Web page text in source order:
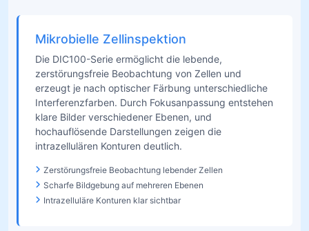
Mikrobielle Zellinspektion
Die DIC100-Serie ermöglicht die lebende,
zerstörungsfreie Beobachtung von Zellen und
erzeugt je nach optischer Färbung unterschiedliche
Interferenzfarben. Durch Fokusanpassung entstehen
klare Bilder verschiedener Ebenen, und
hochauflösende Darstellungen zeigen die
intrazellulären Konturen deutlich.
Zerstörungsfreie Beobachtung lebender Zellen
Scharfe Bildgebung auf mehreren Ebenen
Intrazelluläre Konturen klar sichtbar